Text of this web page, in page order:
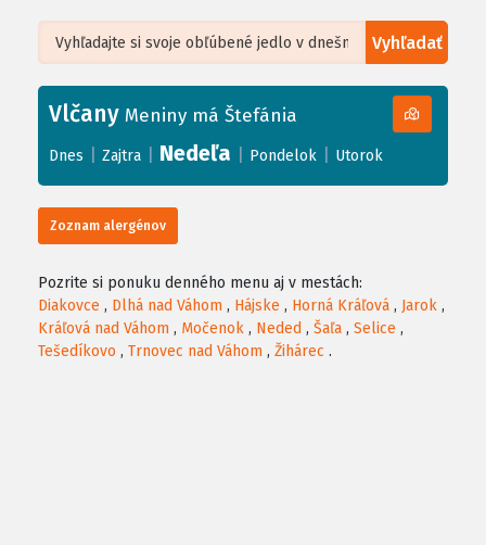
Vyhľadať
+
−
Leaflet| ©OpenStreetMap, Tiles courtesy ofHumanitarian OpenStreetMap
Vlčany Meniny má Štefánia
Dnes Zajtra Nedeľa Pondelok Utorok
Zoznam alergénov
Pozrite si ponuku denného menu aj v mestách:
Diakovce , Dlhá nad Váhom , Hájske , Horná Kráľová , Jarok ,
Kráľová nad Váhom , Močenok , Neded , Šaľa , Selice ,
Tešedíkovo , Trnovec nad Váhom , Žihárec .